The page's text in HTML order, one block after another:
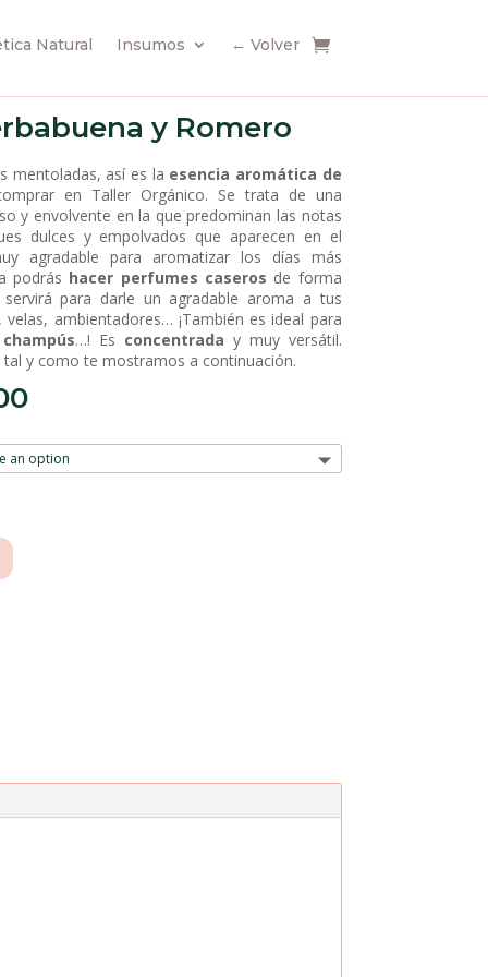
Natural Insumos ← Volver
y Romero
mentoladas, así es la esencia aromática de
en Taller Orgánico. Se trata de una
y envolvente en la que predominan las notas
dulces y empolvados que aparecen en el
agradable para aromatizar los días más
podrás hacer perfumes caseros de forma
para darle un agradable aroma a tus
ambientadores… ¡También es ideal para
…! Es concentrada y muy versátil.
y como te mostramos a continuación.